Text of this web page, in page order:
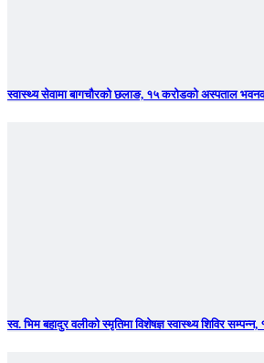
स्वास्थ्य सेवामा बागचौरको छलाङ, १५ करोडको अस्पताल
स्व. भिम बहादुर वलीको स्मृतिमा विशेषज्ञ स्वास्थ्य शिविर सम्पन्न,